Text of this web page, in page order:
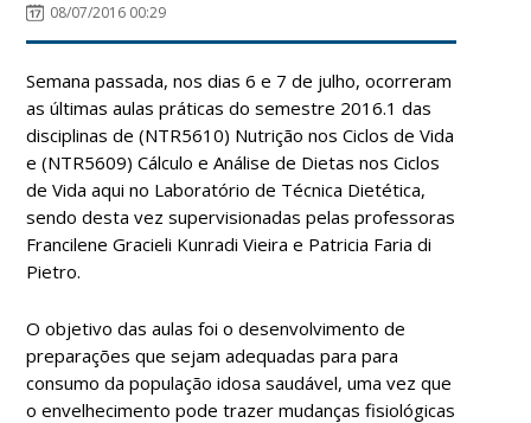
08/07/2016 00:29
Semana passada, nos dias 6 e 7 de julho, ocorreram
as últimas aulas práticas do semestre 2016.1 das
disciplinas de (NTR5610) Nutrição nos Ciclos de Vida
e (NTR5609) Cálculo e Análise de Dietas nos Ciclos
de Vida aqui no Laboratório de Técnica Dietética,
sendo desta vez supervisionadas pelas professoras
Francilene Gracieli Kunradi Vieira e Patricia Faria di
Pietro.
O objetivo das aulas foi o desenvolvimento de
preparações que sejam adequadas para para
consumo da população idosa saudável, uma vez que
o envelhecimento pode trazer mudanças fisiológicas